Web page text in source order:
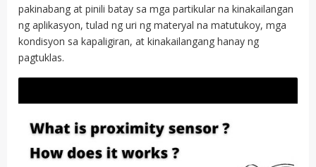
pakinabang at pinili batay sa mga partikular na kinakailangan
ng aplikasyon, tulad ng uri ng materyal na matutukoy, mga
kondisyon sa kapaligiran, at kinakailangang hanay ng
pagtuklas.